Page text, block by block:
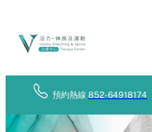
content
預約熱線852-64918174